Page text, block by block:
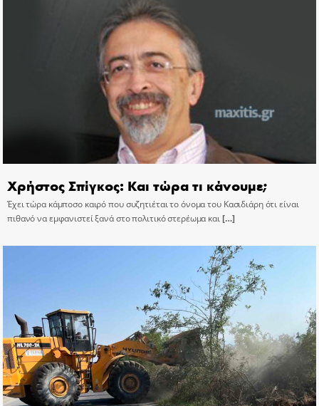
Χρήστος Σπίγκος: Και τώρα τι κάνουμε;
Έχει τώρα κάμποσο καιρό που συζητιέται το όνομα του Κασιδιάρη ότι είναι
πιθανό να εμφανιστεί ξανά στο πολιτικό στερέωμα και[…]